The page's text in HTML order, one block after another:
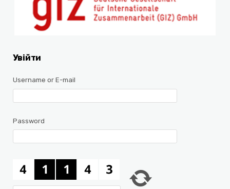
Увійти
Username or E-mail
Password